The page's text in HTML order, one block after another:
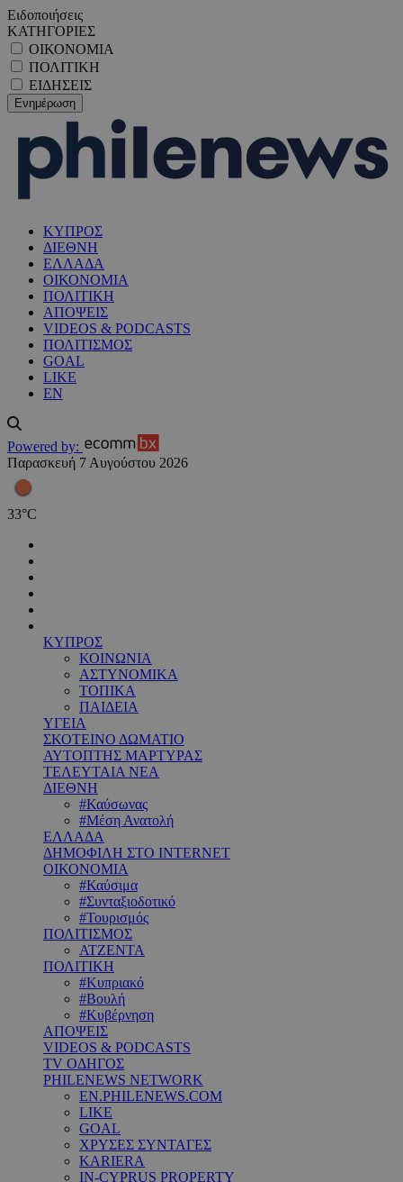
Ειδοποιήσεις
ΚΑΤΗΓΟΡΙΕΣ
ΟΙΚΟΝΟΜΙΑ
ΠΟΛΙΤΙΚΗ
ΕΙΔΗΣΕΙΣ
ΚΥΠΡΟΣ
ΔΙΕΘΝΗ
ΕΛΛΑΔΑ
ΟΙΚΟΝΟΜΙΑ
ΠΟΛΙΤΙΚΗ
ΑΠΟΨΕΙΣ
VIDEOS & PODCASTS
ΠΟΛΙΤΙΣΜΟΣ
GOAL
LIKE
EN
Powered by:
Παρασκευή 7 Αυγούστου 2026
33°C
ΚΥΠΡΟΣ
ΚΟΙΝΩΝΙΑ
ΑΣΤΥΝΟΜΙΚΑ
ΤΟΠΙΚΑ
ΠΑΙΔΕΙΑ
ΥΓΕΙΑ
ΣΚΟΤΕΙΝΟ ΔΩΜΑΤΙΟ
ΑΥΤΟΠΤΗΣ ΜΑΡΤΥΡΑΣ
ΤΕΛΕΥΤΑΙΑ ΝΕΑ
ΔΙΕΘΝΗ
#Καύσωνας
#Μέση Ανατολή
ΕΛΛΑΔΑ
ΔΗΜΟΦΙΛΗ ΣΤΟ INTERNET
ΟΙΚΟΝΟΜΙΑ
#Καύσιμα
#Συνταξιοδοτικό
#Τουρισμός
ΠΟΛΙΤΙΣΜΟΣ
ΑΤΖΕΝΤΑ
ΠΟΛΙΤΙΚΗ
#Κυπριακό
#Βουλή
#Κυβέρνηση
ΑΠΟΨΕΙΣ
VIDEOS & PODCASTS
TV ΟΔΗΓΟΣ
PHILENEWS NETWORK
EN.PHILENEWS.COM
LIKE
GOAL
ΧΡΥΣΕΣ ΣΥΝΤΑΓΕΣ
KARIERA
IN-CYPRUS PROPERTY